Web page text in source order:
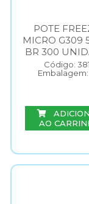
POTE
MICRO G309
BR 300
Código:
Embalagem:
AO